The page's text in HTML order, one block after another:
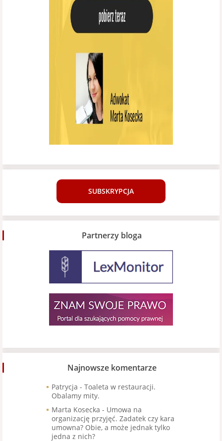
SUBSKRYPCJA
Partnerzy bloga
Najnowsze komentarze
Patrycja - Toaleta w restauracji.
Obalamy mity.
Marta Kosecka - Umowa na
organizację przyjęć. Zadatek czy kara
umowna? Obie, a może jednak tylko
jedna z nich?